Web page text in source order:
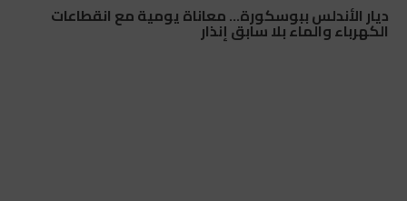
ديار الأندلس ببوسكورة… معاناة يومية مع انقطاعات
الكهرباء والماء بلا سابق إنذار